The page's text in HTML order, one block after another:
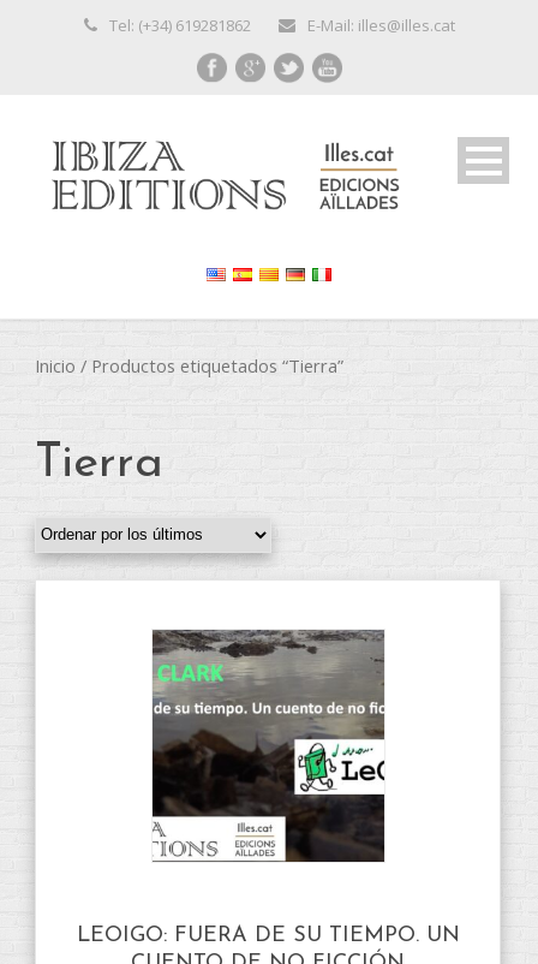
Tel: (+34) 619281862 E-Mail: illes@illes.cat
Inicio / Productos etiquetados “Tierra”
Tierra
LEOIGO: FUERA DE SU TIEMPO. UN